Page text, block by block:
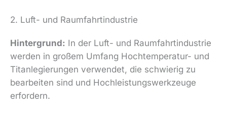
2. Luft- und Raumfahrtindustrie
Hintergrund: In der Luft- und Raumfahrtindustrie
werden in großem Umfang Hochtemperatur- und
Titanlegierungen verwendet, die schwierig zu
bearbeiten sind und Hochleistungswerkzeuge
erfordern.